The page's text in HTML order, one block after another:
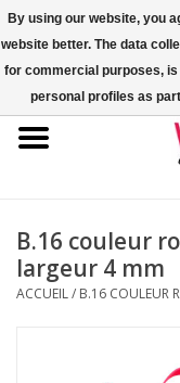
Accueil
Élastiques colorés
Corde élastique
B.16 couleur
largeur 4 mm
ACCUEIL/ B.16 COULEUR
By using our website, you
website better. The data
for commercial purposes,
personal profiles as